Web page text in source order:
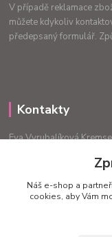
V případě reklamace
můžete kdykoliv
předepsaný formulář.
Kontakty
Eva Vyrubalíková
info.radost@email.cz
Náš e-shop a
cookies, aby Vám